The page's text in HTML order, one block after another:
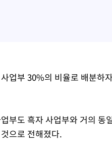
업부 30%의 비율로 배분하
부도 흑자 사업부와 거의 동
으로 전해졌다.